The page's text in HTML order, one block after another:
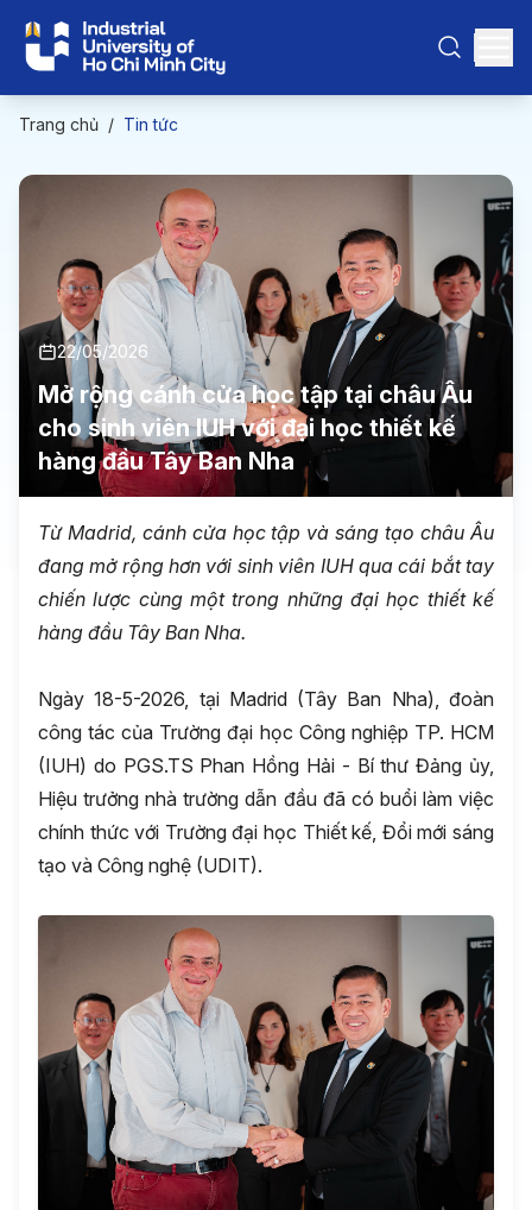
Trang chủ / Tin tức
22/05/2026
Mở rộng cánh cửa học tập tại châu Âu
cho sinh viên IUH với đại học thiết kế
hàng đầu Tây Ban Nha
Từ Madrid, cánh cửa học tập và sáng tạo châu Âu
đang mở rộng hơn với sinh viên IUH qua cái bắt tay
chiến lược cùng một trong những đại học thiết kế
hàng đầu Tây Ban Nha.
Ngày 18-5-2026, tại Madrid (Tây Ban Nha), đoàn
công tác của Trường đại học Công nghiệp TP. HCM
(IUH) do PGS.TS Phan Hồng Hải - Bí thư Đảng ủy,
Hiệu trưởng nhà trường dẫn đầu đã có buổi làm việc
chính thức với Trường đại học Thiết kế, Đổi mới sáng
tạo và Công nghệ (UDIT).